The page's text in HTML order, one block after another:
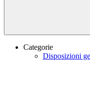
Categorie
Disposizioni